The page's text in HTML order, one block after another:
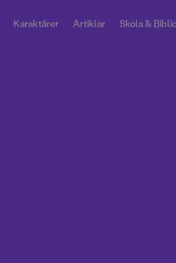
Karaktärer Artiklar Skola &